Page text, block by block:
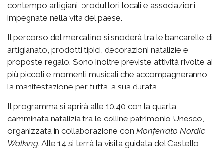
contempo artigiani, produttori locali e associazioni
impegnate nella vita del paese.
Il percorso del mercatino si snoderà tra le bancarelle di
artigianato, prodotti tipici, decorazioni natalizie e
proposte regalo. Sono inoltre previste attività rivolte ai
più piccoli e momenti musicali che accompagneranno
la manifestazione per tutta la sua durata.
Il programma si aprirà alle 10.40 con la quarta
camminata natalizia tra le colline patrimonio Unesco,
organizzata in collaborazione con Monferrato Nordic
Walking. Alle 14 si terrà la visita guidata del Castello,